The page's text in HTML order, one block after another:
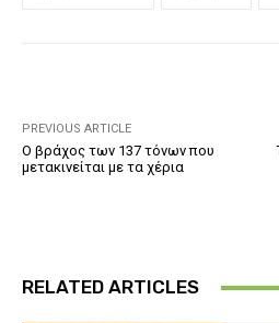
PREVIOUS ARTICLE
Ο βράχος των 137 τόνων που
μετακινείται με τα χέρια
RELATED ARTICLES